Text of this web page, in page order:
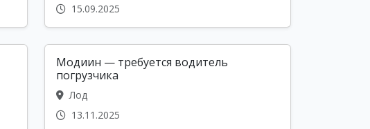
15.09.2025
Модиин — требуется водитель
погрузчика
Лод
13.11.2025